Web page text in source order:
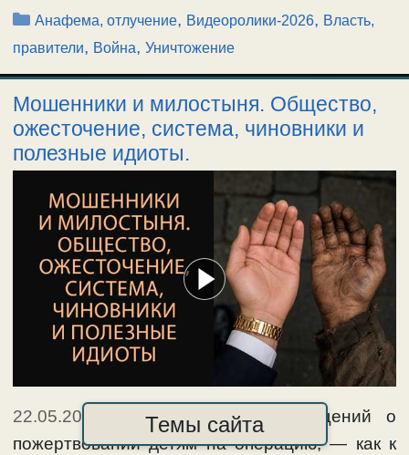
Рубрики
Анафема, отлучение, Видеоролики-2026, Власть,
правители, Война, Уничтожение
Мошенники и милостыня. Общество,
ожесточение, система, чиновники и
полезные идиоты.
22.05.2026
В сети много сообщений о
пожертвовании детям на операцию, — как к
Темы сайта